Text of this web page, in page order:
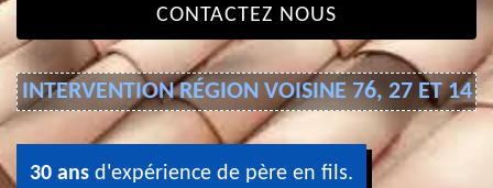
CONTACTEZ NOUS
INTERVENTION RÉGION VOISINE 76, 27 ET 14
30 ans d'expérience de père en fils.